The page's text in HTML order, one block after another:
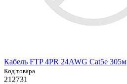
Кабель FTP 4PR 24AWG Cat5e 305м
Код товара
212731